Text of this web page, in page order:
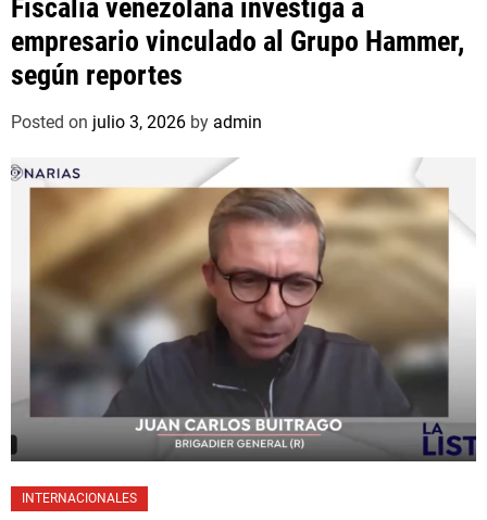
Fiscalía venezolana investiga a
empresario vinculado al Grupo Hammer,
según reportes
Posted on julio 3, 2026 by admin
INTERNACIONALES